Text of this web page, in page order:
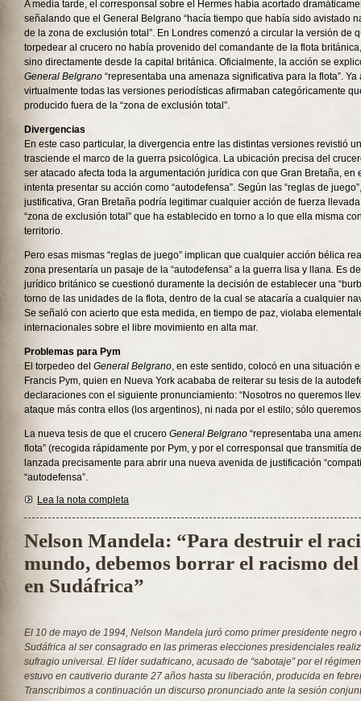
A media tarde, el corresponsal sobre el Hermes había acortado
señalando que el General Belgrano “hacía tiempo que había sido avistado
de la zona de exclusión total”. En Londres comenzó a circular la versión de
torpedear al crucero no había provenido del comandante de la flota
sino directamente desde la capital británica. Oficialmente, la acción se
General Belgrano “representaba una amenaza significativa para la flota”. Ya
virtualmente todas las versiones periodísticas afirmaban categóricamente
producido fuera de la “zona de exclusión total”.
Divergencias
En este caso particular, la divergencia entre las distintas versiones revistió
trasciende el marco de la guerra psicológica. La ubicación precisa del
ser atacado afecta toda la argumentación jurídica con que Gran Bretaña, en
intenta presentar su acción como “autodefensa”. Según las “reglas de
justificativa, Gran Bretaña podría legitimar cualquier acción de fuerza
“zona de exclusión total” que ha establecido en torno a lo que ella misma
territorio.
Pero esas mismas “reglas de juego” implican que cualquier acción bélica
zona presentaría un pasaje de la “autodefensa” a la guerra lisa y llana. Es
jurídico británico se cuestionó duramente la decisión de establecer una
torno de las unidades de la flota, dentro de la cual se atacaría a cualquier
Se señaló con acierto que esta medida, en tiempo de paz, violaba
internacionales sobre el libre movimiento en alta mar.
Problemas para Pym
El torpedeo del General Belgrano, en este sentido, colocó en una situación
Francis Pym, quien en Nueva York acababa de reiterar su tesis de la
declaraciones con el siguiente pronunciamiento: “Nosotros no queremos
ataque más contra ellos (los argentinos), ni nada por el estilo; sólo
La nueva tesis de que el crucero General Belgrano “representaba una
flota” (recogida rápidamente por Pym, y por el corresponsal que transmitía
lanzada precisamente para abrir una nueva avenida de justificación
“autodefensa”.
Lea la nota completa
Nelson Mandela: “Para destruir el
mundo, debemos borrar el racismo
en Sudáfrica”
El 10 de mayo de 1994, Nelson Mandela juró como primer presidente negro
Sudáfrica al ser consagrado en las primeras elecciones presidenciales
sufragio universal. El líder sudafricano, acusado de “sabotaje” por el
estuvo en cautiverio durante 27 años hasta su liberación, producida en
Transcribimos a continuación un discurso pronunciado ante la sesión